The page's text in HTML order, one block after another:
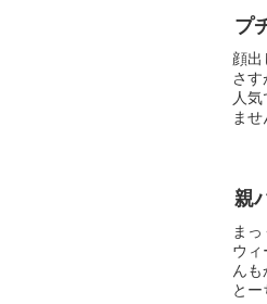
プ
顔出
さす
人
ま
親
ま
ウィ
ん
と